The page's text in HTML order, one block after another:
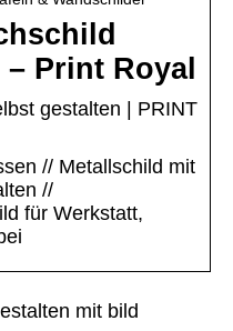
Print Royal
gestalten | PRINT
// Metallschild mit
//
für Werkstatt,
mit bild